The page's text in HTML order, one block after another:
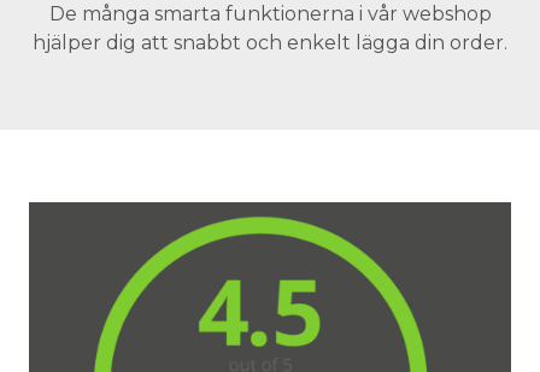
De många smarta funktionerna i vår webshop
hjälper dig att snabbt och enkelt lägga din order.